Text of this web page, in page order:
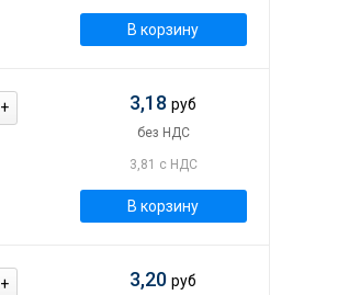
В корзину
+ 3,18руб
без НДС
3,81 с НДС
В корзину
+ 3,20руб